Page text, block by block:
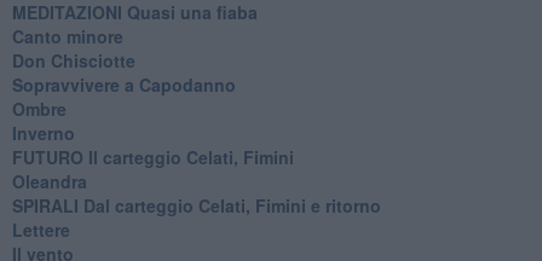
MEDITAZIONI Quasi una fiaba
Canto minore
Don Chisciotte
Sopravvivere a Capodanno
Ombre
Inverno
FUTURO Il carteggio Celati, Fimini
Oleandra
SPIRALI Dal carteggio Celati, Fimini e ritorno
Lettere
Il vento